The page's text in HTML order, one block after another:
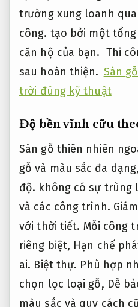
trường xung loanh
công. tạo bởi một
căn hộ của bạn. Thi
sau hoàn thiện. Sàn
trời đúng kỹ thuật
Độ bền vĩnh cữu
Sàn gỗ thiên nhiên
gỗ và màu sắc đa
độ. không có sự trùng
và các công trình.
với thời tiết. Mỗi công
riêng biệt, Hạn chế
ai. Biệt thự. Phù hợp
chọn lọc loại gỗ, Dễ
màu sắc và quy cách